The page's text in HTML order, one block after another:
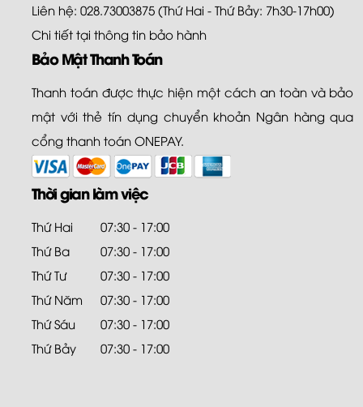
Liên hệ: 028.73003875 (Thứ Hai - Thứ Bảy: 7h30-17h00)
Chi tiết tại thông tin bảo hành
Bảo Mật Thanh Toán
Thanh toán được thực hiện một cách an toàn và bảo
mật với thẻ tín dụng chuyển khoản Ngân hàng qua
cổng thanh toán ONEPAY.
Thời gian làm việc
Thứ Hai
07:30 - 17:00
Thứ Ba
07:30 - 17:00
Thứ Tư
07:30 - 17:00
Thứ Năm
07:30 - 17:00
Thứ Sáu
07:30 - 17:00
Thứ Bảy
07:30 - 17:00